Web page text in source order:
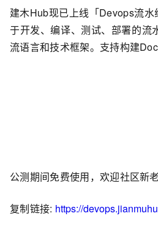
建木Hub现已上线「Devops流
于开发、编译、测试、部署的
流语言和技术框架。支持构建
公测期间免费使用，欢迎社区新
复制链接: https://